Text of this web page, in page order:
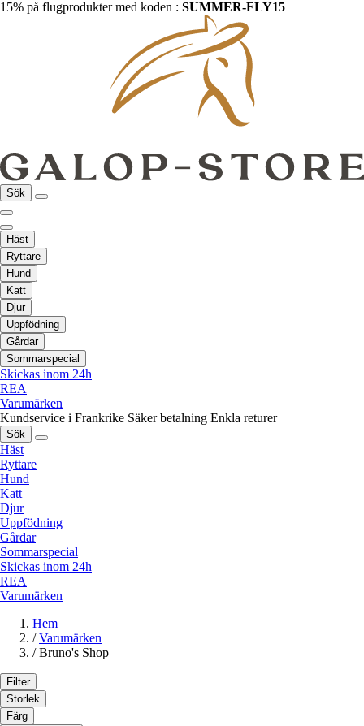
15% på flugprodukter med koden : SUMMER-FLY15
Sök
Häst
Ryttare
Hund
Katt
Djur
Uppfödning
Gårdar
Sommarspecial
Skickas inom 24h
REA
Varumärken
Kundservice i Frankrike Säker betalning Enkla returer
Sök
Häst
Ryttare
Hund
Katt
Djur
Uppfödning
Gårdar
Sommarspecial
Skickas inom 24h
REA
Varumärken
Hem
/ Varumärken
/ Bruno's Shop
Filter
Storlek
Färg